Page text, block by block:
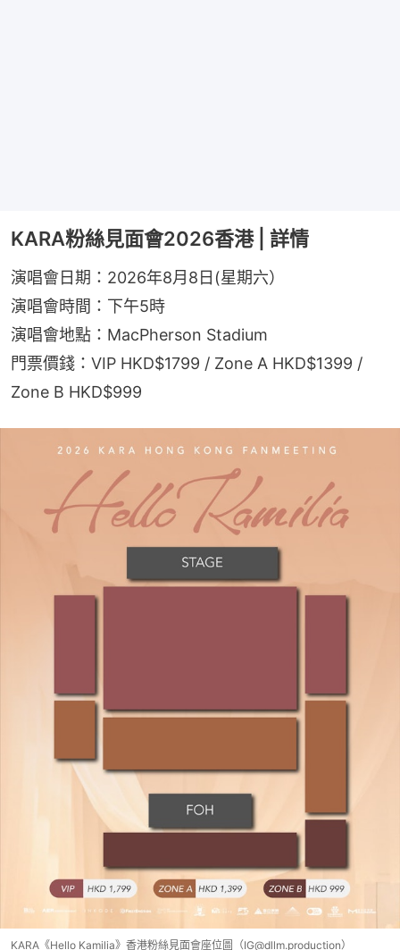
KARA粉絲見面會2026香港 | 詳情
演唱會日期：2026年8月8日(星期六）
演唱會時間：下午5時
演唱會地點：MacPherson Stadium
門票價錢：VIP HKD$1799 / Zone A HKD$1399 /
Zone B HKD$999
KARA《Hello Kamilia》香港粉絲見面會座位圖（IG@dllm.production）